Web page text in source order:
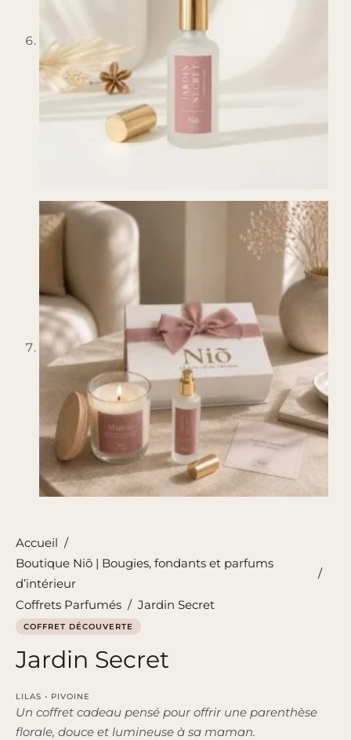
Accueil /
Boutique Niõ | Bougies, fondants et parfums
d’intérieur
/
Coffrets Parfumés / Jardin Secret
COFFRET DÉCOUVERTE
Jardin Secret
LILAS • PIVOINE
Un coffret cadeau pensé pour offrir une parenthèse
florale, douce et lumineuse à sa maman.